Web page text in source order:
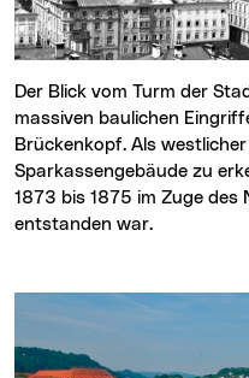
Der Blick vom Turm der Stadtpfarrkirche entstand vor den
massiven baulichen
Brückenkopf. Als
Sparkassengebäude zu
1873 bis 1875 im Zuge des
entstanden war.